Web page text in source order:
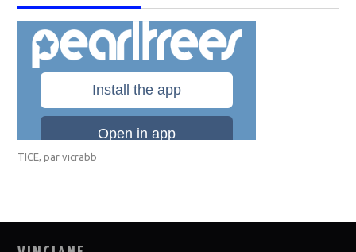
TICE, parvicrabb